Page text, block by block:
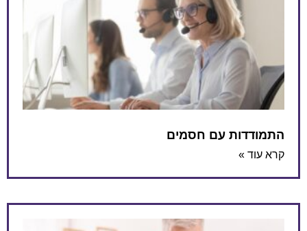
התמודדות עם חסמים
קרא עוד »